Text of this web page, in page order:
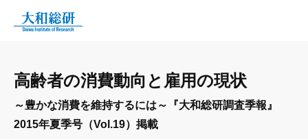
高齢者の消費動向と雇用の現状
～豊かな消費を維持するには～『大和総研調査季報』
2015年夏季号（Vol.19）掲載